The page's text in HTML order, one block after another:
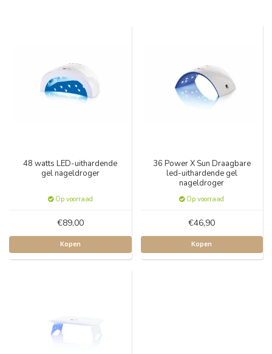
48 watts LED-uithardende
gel nageldroger
Op voorraad
€89,00
Kopen
36 Power X Sun Draagbare
led-uithardende gel
nageldroger
Op voorraad
€46,90
Kopen